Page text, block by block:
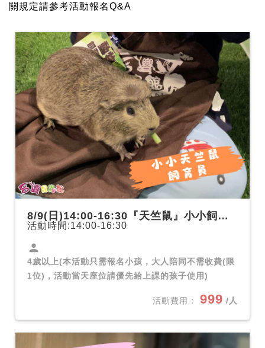
關規定請參考活動報名Q&A
8/9(日)14:00-16:30『天竺鼠』小小飼育員體驗課
活動時間:14:00-16:30
person
4歲以上(本活動只需報名小孩，大人陪同不需收費(限
1位)，活動當天座位請優先給上課的孩子使用)
活動費用： 999 /人